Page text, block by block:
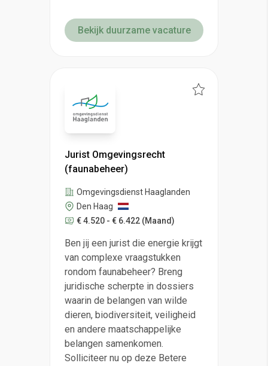
Bekijk duurzame vacature
Jurist Omgevingsrecht
(faunabeheer)
Omgevingsdienst Haaglanden
Den Haag
€ 4.520 - € 6.422 (Maand)
Ben jij een jurist die energie krijgt
van complexe vraagstukken
rondom faunabeheer? Breng
juridische scherpte in dossiers
waarin de belangen van wilde
dieren, biodiversiteit, veiligheid
en andere maatschappelijke
belangen samenkomen.
Solliciteer nu op deze Betere